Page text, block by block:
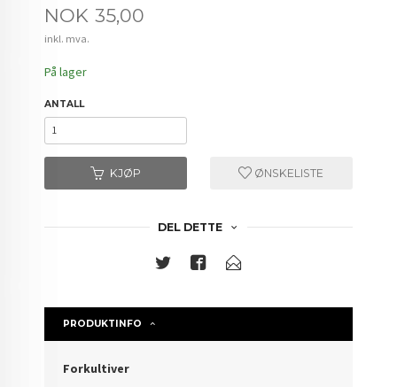
Pris
NOK 35,00
inkl. mva.
På lager
ANTALL
KJØP ØNSKELISTE
DEL DETTE
PRODUKTINFO
Forkultiver